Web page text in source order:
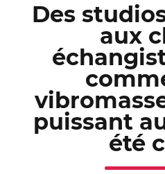
Des
aux
puissant
été